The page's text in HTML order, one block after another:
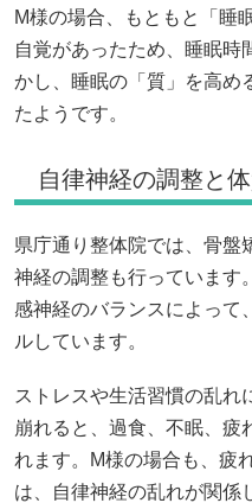
M様の場合、もともと「睡
自覚があったため、睡眠時
かし、睡眠の「質」を高め
たようです。
自律神経の調整と
県庁通り整体院では、骨盤
神経の調整も行っています
感神経のバランスによって
ルしています。
ストレスや生活習慣の乱れ
崩れると、過食、不眠、疲
れます。M様の場合も、疲
は、自律神経の乱れが関係